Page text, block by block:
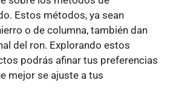
Estos métodos, ya sean
o de columna, también dan
del ron. Explorando estos
podrás afinar tus preferencias
mejor se ajuste a tus